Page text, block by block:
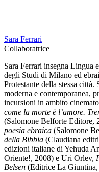
Sara Ferrari
Collaboratrice
Sara Ferrari insegna Lingua
degli Studi di Milano ed
Protestante della stessa
moderna e contemporanea,
incursioni in ambito
come la morte è l’amore.
(Salomone Belforte Editore,
poesia ebraica (Salomone
della Bibbia (Claudiana
edizioni italiane di Yehuda
Oriente!, 2008) e Uri Orlev,
Belsen (Editrice La